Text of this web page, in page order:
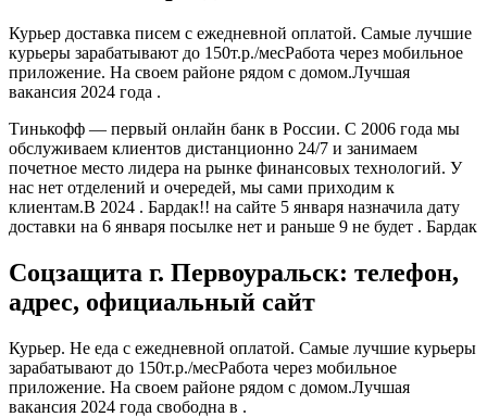
Курьер доставка писем с ежедневной оплатой. Самые лучшие
курьеры зарабатывают до 150т.р./месРабота через мобильное
приложение. На своем районе рядом с домом.Лучшая
вакансия 2024 года .
Тинькофф — первый онлайн банк в России. С 2006 года мы
обслуживаем клиентов дистанционно 24/7 и занимаем
почетное место лидера на рынке финансовых технологий. У
нас нет отделений и очередей, мы сами приходим к
клиентам.В 2024 . Бардак!! на сайте 5 января назначила дату
доставки на 6 января посылке нет и раньше 9 не будет . Бардак
Соцзащита г. Первоуральск: телефон,
адрес, официальный сайт
Курьер. Не еда с ежедневной оплатой. Самые лучшие курьеры
зарабатывают до 150т.р./месРабота через мобильное
приложение. На своем районе рядом с домом.Лучшая
вакансия 2024 года свободна в .